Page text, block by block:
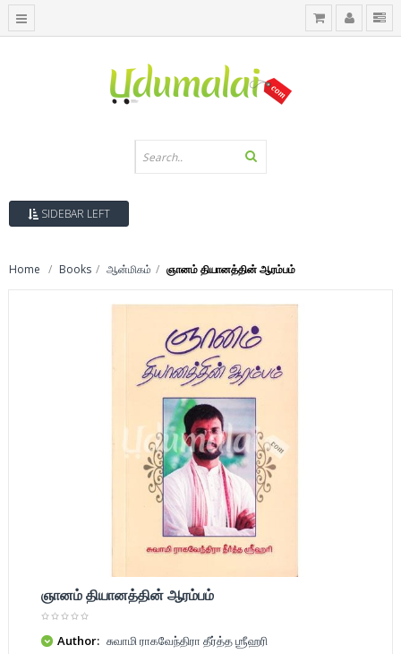
SIDEBAR LEFT
Home Books ஆன்மிகம் ஞானம் தியானத்தின் ஆரம்பம்
ஞானம் தியானத்தின் ஆரம்பம்
Author: சுவாமி ராகவேந்திரா தீர்த்த ஶ்ரீஹரி